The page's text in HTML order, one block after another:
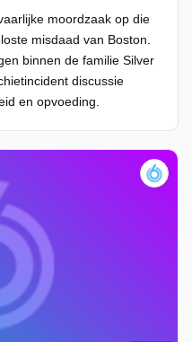
moordzaak op die
misdaad van Boston.
binnen de familie Silver
discussie
en opvoeding.